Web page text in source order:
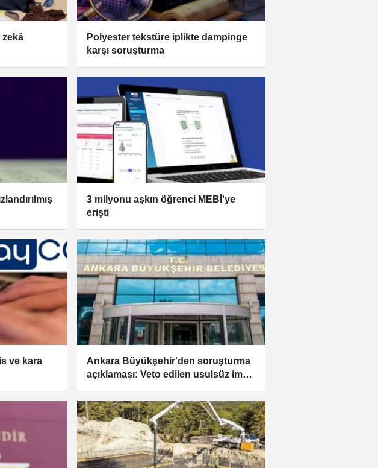
zekâ
Polyester tekstüre iplikte dampinge
karşı soruşturma
3 milyonu aşkın öğrenci MEBİ'ye
erişti
ve kara
Ankara Büyükşehir'den soruşturma
açıklaması: Veto edilen usulsüz imar